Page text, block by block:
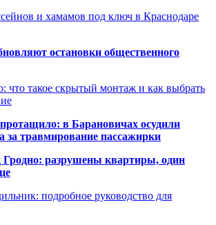
и хамамов под ключ в Краснодаре
остановки общественного
что такое скрытый монтаж и как выбрать
в Барановичах осудили
за травмирование пассажирки
Гродно: разрушены квартиры, один
подробное руководство для